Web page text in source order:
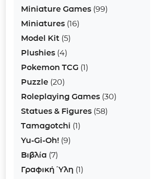
Miniature Games (99)
Miniatures (16)
Model Kit (5)
Plushies (4)
Pokemon TCG (1)
Puzzle (20)
Roleplaying Games (30)
Statues & Figures (58)
Tamagotchi (1)
Yu-Gi-Oh! (9)
Βιβλία (7)
Γραφική Ύλη (1)